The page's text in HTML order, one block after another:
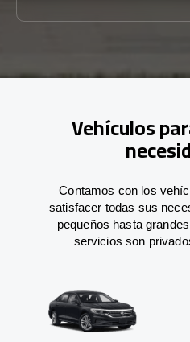
Vehículos
Contamos con los
satisfacer todas sus
pequeños hasta
servicios son